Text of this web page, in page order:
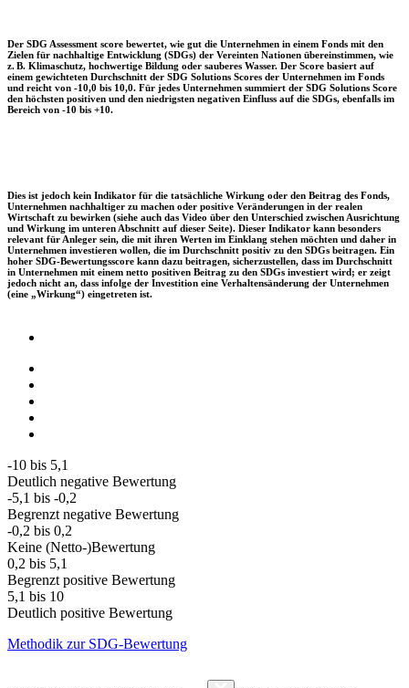
Der SDG Assessment score bewertet, wie gut die Unternehmen in einem Fonds mit den
Zielen für nachhaltige Entwicklung (SDGs) der Vereinten Nationen übereinstimmen, wie
z. B. Klimaschutz, hochwertige Bildung oder sauberes Wasser. Der Score basiert auf
einem gewichteten Durchschnitt der SDG Solutions Scores der Unternehmen im Fonds
und reicht von -10,0 bis 10,0. Für jedes Unternehmen summiert der SDG Solutions Score
den höchsten positiven und den niedrigsten negativen Einfluss auf die SDGs, ebenfalls im
Bereich von -10 bis +10.
Dies ist jedoch kein Indikator für die tatsächliche Wirkung oder den Beitrag des Fonds,
Unternehmen nachhaltiger zu machen oder positive Veränderungen in der realen
Wirtschaft zu bewirken (siehe auch das Video über den Unterschied zwischen Ausrichtung
und Wirkung im unteren Abschnitt auf dieser Seite). Dieser Indikator kann besonders
relevant für Anleger sein, die mit ihren Werten im Einklang stehen möchten und daher in
Unternehmen investieren wollen, die im Durchschnitt positiv zu den SDGs beitragen. Ein
hoher SDG-Bewertungsscore kann dazu beitragen, sicherzustellen, dass im Durchschnitt
in Unternehmen mit einem netto positiven Beitrag zu den SDGs investiert wird; er zeigt
jedoch nicht an, dass infolge der Investition eine Verhaltensänderung der Unternehmen
(eine „Wirkung“) eingetreten ist.
-10 bis 5,1
Deutlich negative Bewertung
-5,1 bis -0,2
Begrenzt negative Bewertung
-0,2 bis 0,2
Keine (Netto-)Bewertung
0,2 bis 5,1
Begrenzt positive Bewertung
5,1 bis 10
Deutlich positive Bewertung
Methodik zur SDG-Bewertung